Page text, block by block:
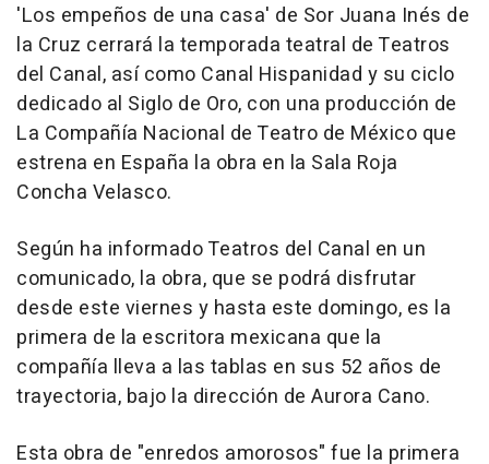
'Los empeños de una casa' de Sor Juana Inés de
la Cruz cerrará la temporada teatral de Teatros
del Canal, así como Canal Hispanidad y su ciclo
dedicado al Siglo de Oro, con una producción de
La Compañía Nacional de Teatro de México que
estrena en España la obra en la Sala Roja
Concha Velasco.
Según ha informado Teatros del Canal en un
comunicado, la obra, que se podrá disfrutar
desde este viernes y hasta este domingo, es la
primera de la escritora mexicana que la
compañía lleva a las tablas en sus 52 años de
trayectoria, bajo la dirección de Aurora Cano.
Esta obra de "enredos amorosos" fue la primera